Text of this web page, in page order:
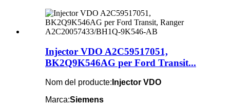
Injector VDO A2C59517051,
BK2Q9K546AG per Ford Transit...
Nom del producte: Injector VDO
Marca:Siemens